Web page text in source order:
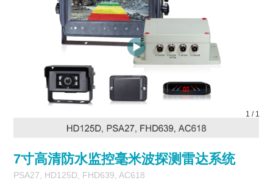
1 / 1
7寸高清防水监控毫米波探测雷达系统
PSA27, HD125D, FHD639, AC618